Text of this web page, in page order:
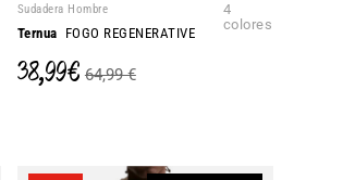
Sudadera Hombre
Ternua FOGO REGENERATIVE
4
colores
38,99 € 64,99 €